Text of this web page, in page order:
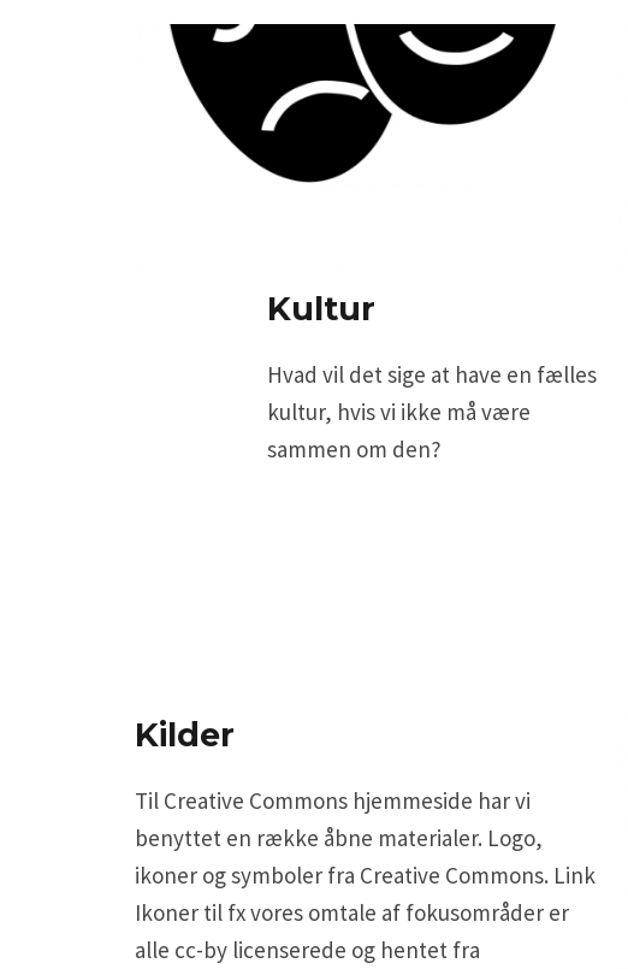
Kultur
Hvad vil det sige at have en fælles
kultur, hvis vi ikke må være
sammen om den?
Kilder
Til Creative Commons hjemmeside har vi
benyttet en række åbne materialer. Logo,
ikoner og symboler fra Creative Commons. Link
Ikoner til fx vores omtale af fokusområder er
alle cc-by licenserede og hentet fra